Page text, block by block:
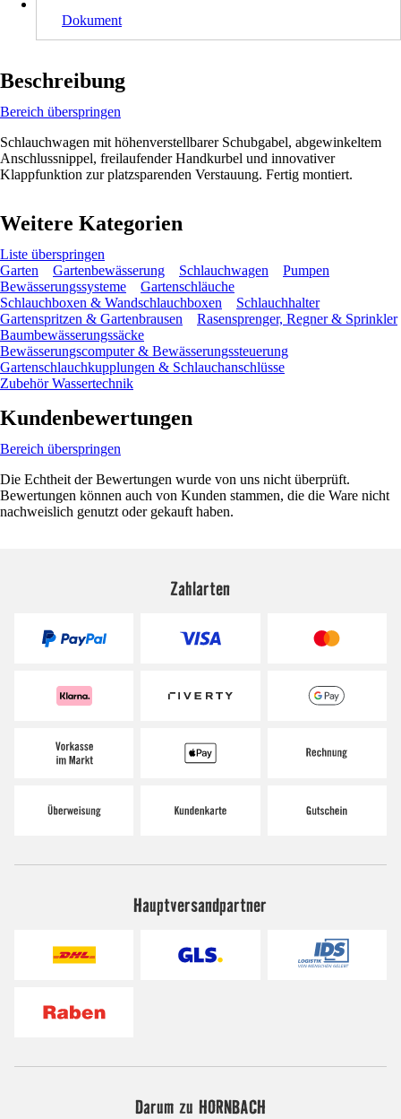
Dokument
Beschreibung
Bereich überspringen
Schlauchwagen mit höhenverstellbarer Schubgabel, abgewinkeltem
Anschlussnippel, freilaufender Handkurbel und innovativer
Klappfunktion zur platzsparenden Verstauung. Fertig montiert.
Weitere Kategorien
Liste überspringen
Garten
Gartenbewässerung Schlauchwagen
Pumpen
Bewässerungssysteme
Gartenschläuche
Schlauchboxen & Wandschlauchboxen
Schlauchhalter
Gartenspritzen & Gartenbrausen
Rasensprenger, Regner & Sprinkler
Baumbewässerungssäcke
Bewässerungscomputer & Bewässerungssteuerung
Gartenschlauchkupplungen & Schlauchanschlüsse
Zubehör Wassertechnik
Kundenbewertungen
Bereich überspringen
Die Echtheit der Bewertungen wurde von uns nicht überprüft.
Bewertungen können auch von Kunden stammen, die die Ware nicht
nachweislich genutzt oder gekauft haben.
Zahlarten
Hauptversandpartner
Darum zu HORNBACH